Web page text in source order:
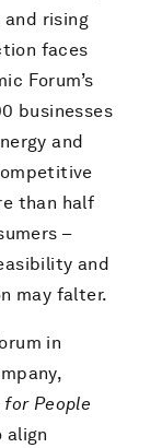
rising
faces
Forum’s
businesses
and
than half
–
and
may falter.
in
for People
align